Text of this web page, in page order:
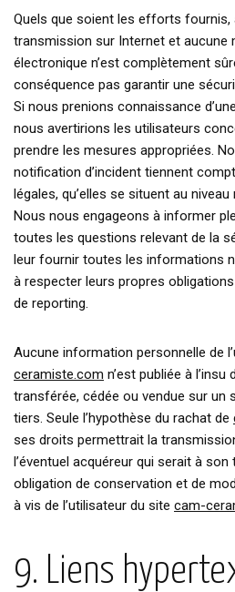
Quels que soient les efforts fournis,
transmission sur Internet et aucune
électronique n’est complètement
conséquence pas garantir une
Si nous prenions connaissance
nous avertirions les utilisateurs
prendre les mesures appropriées.
notification d’incident tiennent
légales, qu’elles se situent au
Nous nous engageons à informer
toutes les questions relevant de la
leur fournir toutes les informations
à respecter leurs propres
de reporting.
Aucune information personnelle de
ceramiste.com n’est publiée à l’insu
transférée, cédée ou vendue sur un
tiers. Seule l’hypothèse du rachat de
ses droits permettrait la
l’éventuel acquéreur qui serait à
obligation de conservation et de
à vis de l’utilisateur du site cam-
9. Liens